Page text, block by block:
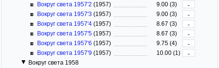
Вокруг света 1957'2 (1957) 9.00 (3)
-
Вокруг света 1957'3 (1957) 9.00 (3)
-
Вокруг света 1957'4 (1957) 8.67 (3)
-
Вокруг света 1957'5 (1957) 8.67 (3)
-
Вокруг света 1957'6 (1957) 9.75 (4)
-
Вокруг света 1957'9 (1957) 10.00 (1)
-
Вокруг света 1958